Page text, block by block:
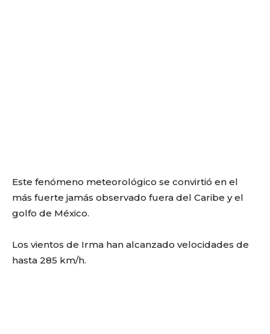
Este fenómeno meteorológico se convirtió en el
más fuerte jamás observado fuera del Caribe y el
golfo de México.
Los vientos de Irma han alcanzado velocidades de
hasta 285 km/h.